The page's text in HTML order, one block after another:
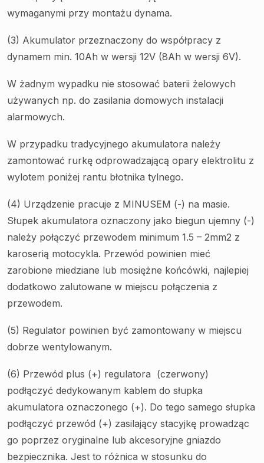
wymaganymi przy montażu dynama.
(3) Akumulator przeznaczony do współpracy z
dynamem min. 10Ah w wersji 12V (8Ah w wersji 6V).
W żadnym wypadku nie stosować baterii żelowych
używanych np. do zasilania domowych instalacji
alarmowych.
W przypadku tradycyjnego akumulatora należy
zamontować rurkę odprowadzającą opary elektrolitu z
wylotem poniżej rantu błotnika tylnego.
(4) Urządzenie pracuje z MINUSEM (-) na masie.
Słupek akumulatora oznaczony jako biegun ujemny (-)
należy połączyć przewodem minimum 1.5 – 2mm2 z
karoserią motocykla. Przewód powinien mieć
zarobione miedziane lub mosiężne końcówki, najlepiej
dodatkowo zalutowane w miejscu połączenia z
przewodem.
(5) Regulator powinien być zamontowany w miejscu
dobrze wentylowanym.
(6) Przewód plus (+) regulatora (czerwony)
podłączyć dedykowanym kablem do słupka
akumulatora oznaczonego (+). Do tego samego słupka
podłączyć przewód (+) zasilający stacyjkę prowadząc
go poprzez oryginalne lub akcesoryjne gniazdo
bezpiecznika. Jest to różnica w stosunku do